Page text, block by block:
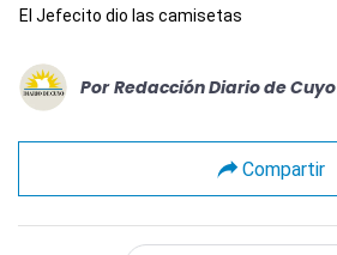
El Jefecito dio las camisetas
Por Redacción Diario de Cuyo
Compartir